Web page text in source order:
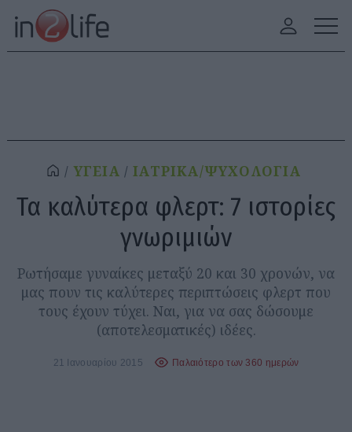
ΥΓΕΙΑ ΙΑΤΡΙΚΑ/ΨΥΧΟΛΟΓΙΑ
Τα καλύτερα φλερτ: 7 ιστορίες
γνωριμιών
Ρωτήσαμε γυναίκες μεταξύ 20 και 30 χρονών, να
μας πουν τις καλύτερες περιπτώσεις φλερτ που
τους έχουν τύχει. Ναι, για να σας δώσουμε
(αποτελεσματικές) ιδέες.
21 Ιανουαρίου 2015 Παλαιότερο των 360 ημερών